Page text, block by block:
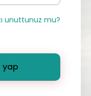
unuttunuz mu?
yap